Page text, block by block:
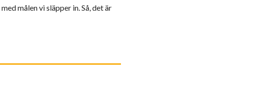
målen vi släpper in. Så, det är